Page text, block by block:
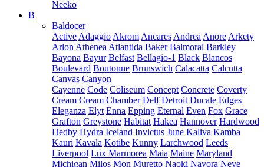
Neeko
B
Baldocer
Active Adaggio Akrom Ancares Andrea Anore Arkety
Arlon Athenea Atlantida Baker Balmoral Barkley
Bayona Bayur Belfast Bellagio-1 Black Blancos
Boulevard Boutonne Brunswich Calacatta Calcutta
Canvas Canyon
Cayenne Code Coliseum Concept Concrete Coverty
Cream Cream Chamber Delf Detroit Ducale Edges
Eleganza Elyt Enna Epping Eternal Even Fox Grace
Grafton Greystone Habitat Hakea Hannover Hardwood
Hedby Hydra Iceland Invictus June Kaliva Kamba
Kauri Kavala Kotibe Kunny Larchwood Leeds
Liverpool Lux Marmorea Maia Maine Maryland
Michigan Milos Mon Muretto Naoki Navora Neve